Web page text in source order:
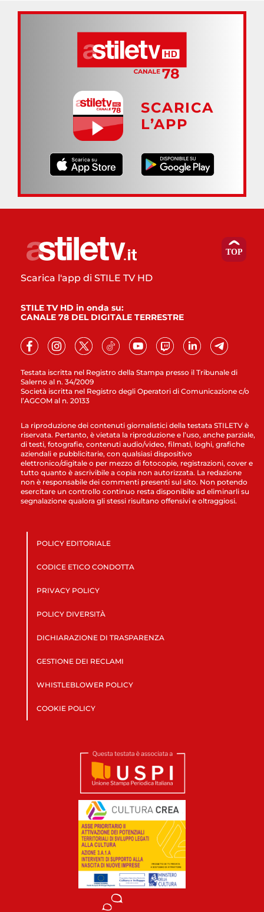
SCARICA
L’APP
Testata iscritta nel Registro della Stampa presso il Tribunale di
Salerno al n. 34/2009
Società iscritta nel Registro degli Operatori di Comunicazione c/o
l’AGCOM al n. 20133
Scarica l'app di STILE TV HD
STILE TV HD in onda su:
CANALE 78 DEL DIGITALE TERRESTRE
La riproduzione dei contenuti giornalistici della testata STILETV è
riservata. Pertanto, è vietata la riproduzione e l’uso, anche parziale,
di testi, fotografie, contenuti audio/video, filmati, loghi, grafiche
aziendali e pubblicitarie, con qualsiasi dispositivo
elettronico/digitale o per mezzo di fotocopie, registrazioni, cover e
tutto quanto è ascrivibile a copia non autorizzata. La redazione
non è responsabile dei commenti presenti sul sito. Non potendo
esercitare un controllo continuo resta disponibile ad eliminarli su
segnalazione qualora gli stessi risultano offensivi e oltraggiosi.
POLICY EDITORIALE
CODICE ETICO CONDOTTA
PRIVACY POLICY
POLICY DIVERSITÀ
DICHIARAZIONE DI TRASPARENZA
GESTIONE DEI RECLAMI
WHISTLEBLOWER POLICY
COOKIE POLICY